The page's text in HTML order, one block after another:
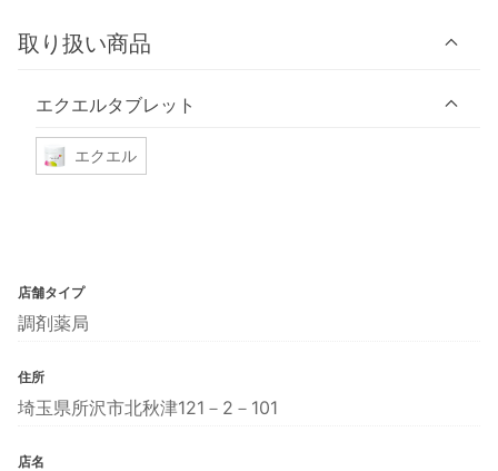
取り扱い商品
エクエルタブレット
エクエル
店舗タイプ
調剤薬局
住所
埼玉県所沢市北秋津121－2－101
店名